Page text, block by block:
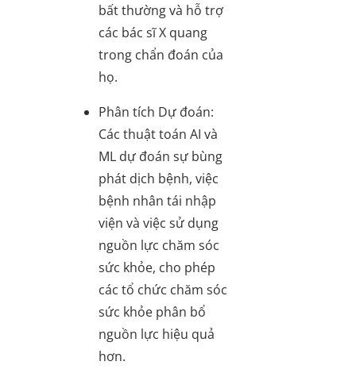
bất thường và hỗ trợ
các bác sĩ X quang
trong chẩn đoán của
họ.
Phân tích Dự đoán:
Các thuật toán AI và
ML dự đoán sự bùng
phát dịch bệnh, việc
bệnh nhân tái nhập
viện và việc sử dụng
nguồn lực chăm sóc
sức khỏe, cho phép
các tổ chức chăm sóc
sức khỏe phân bổ
nguồn lực hiệu quả
hơn.